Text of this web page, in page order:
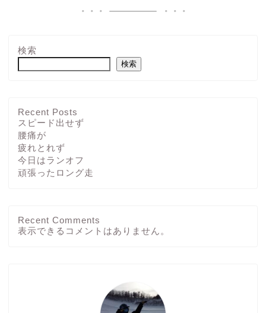
検索
検索
Recent Posts
スピード出せず
腰痛が
疲れとれず
今日はランオフ
頑張ったロング走
Recent Comments
表示できるコメントはありません。